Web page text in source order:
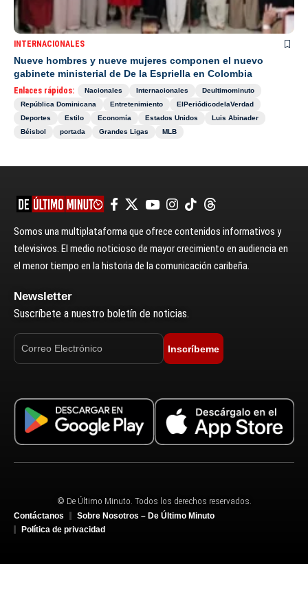
INTERNACIONALES
Nueve hombres y nueve mujeres componen el nuevo
gabinete ministerial de De la Espriella en Colombia
Enlaces rápidos: Nacionales Internacionales
Deultimominuto
República Dominicana
Entretenimiento
ElPeriódicodelaVerdad
Deportes
Estilo Economía Estados Unidos
Luis Abinader
Béisbol
portada Grandes Ligas MLB
Somos una multiplataforma que ofrece contenidos informativos y
televisivos. El medio noticioso de mayor crecimiento en audiencia en
el menor tiempo en la historia de la comunicación caribeña.
Newsletter
Suscríbete a nuestro boletín de noticias.
Inscríbeme
© De Último Minuto. Todos los derechos reservados.
Contáctanos
Sobre Nosotros – De Último Minuto
Política de privacidad